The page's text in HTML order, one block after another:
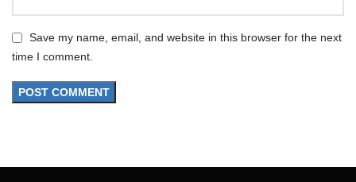
Save my name, email, and website in this browser for the next
time I comment.